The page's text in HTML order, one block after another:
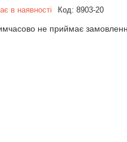
в наявності Код: 8903-20
не приймає